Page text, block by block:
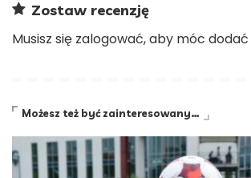
Zostaw recenzję
Musisz się zalogować, aby móc
Możesz też być zainteresowany…